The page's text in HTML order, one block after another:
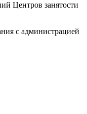
Центров занятости
с администрацией